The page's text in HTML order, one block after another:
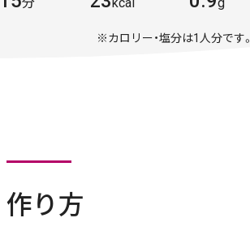
※カロリー・塩分は1人分です。
作り方